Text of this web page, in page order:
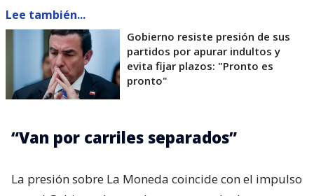
Lee también...
Gobierno resiste presión de sus
partidos por apurar indultos y
evita fijar plazos: "Pronto es
pronto"
“Van por carriles separados”
La presión sobre La Moneda coincide con el impulso